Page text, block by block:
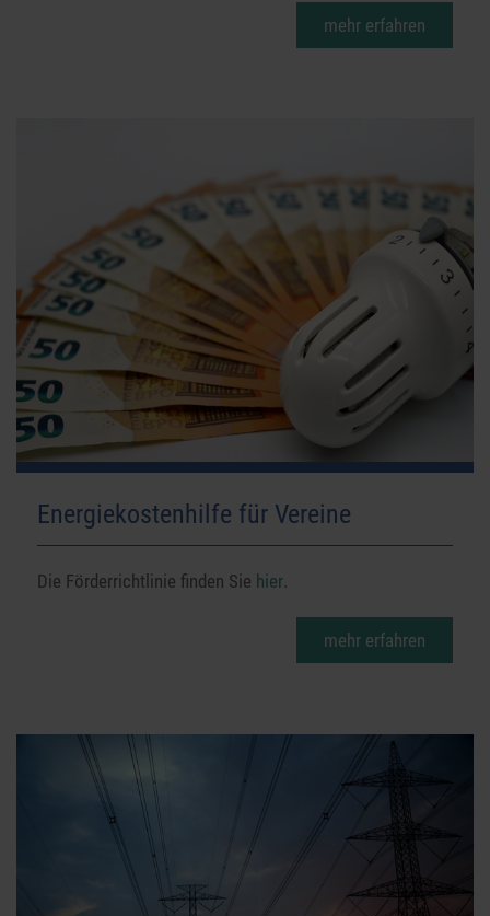
mehr erfahren
Energiekostenhilfe für Vereine
Die Förderrichtlinie finden Sie hier.
mehr erfahren